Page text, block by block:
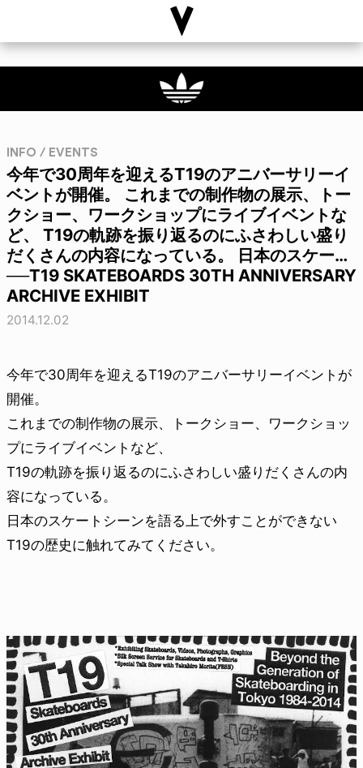
INFO / EVENTS
今年で30周年を迎えるT19のアニバーサリーイ
ベントが開催。 これまでの制作物の展示、トー
クショー、ワークショップにライブイベントな
ど、 T19の軌跡を振り返るのにふさわしい盛り
だくさんの内容になっている。 日本のスケー…
──T19 SKATEBOARDS 30TH ANNIVERSARY
ARCHIVE EXHIBIT
2014.12.02
今年で30周年を迎えるT19のアニバーサリーイベントが
開催。
これまでの制作物の展示、トークショー、ワークショッ
プにライブイベントなど、
T19の軌跡を振り返るのにふさわしい盛りだくさんの内
容になっている。
日本のスケートシーンを語る上で外すことができない
T19の歴史に触れてみてください。